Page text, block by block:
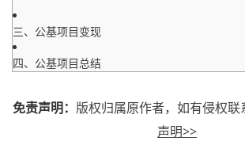
三、公基项目变现
四、公基项目总结
免责声明： 版权归属原作者，如有侵权联
声明>>